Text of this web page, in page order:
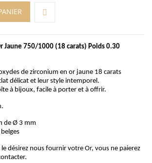
Jaune 750/1000 (18 carats) Poids 0.30
de zirconium en or jaune 18 carats
délicat et leur style intemporel.
à bijoux, facile à porter et à offrir.
de Ø 3 mm
désirez nous fournir votre Or, vous ne paierez